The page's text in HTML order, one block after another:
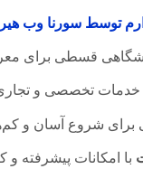
توسط سورنا وب
قسطی برای
خدمات تخصصی و
شروع آسان و
با امکانات پیشرفته و